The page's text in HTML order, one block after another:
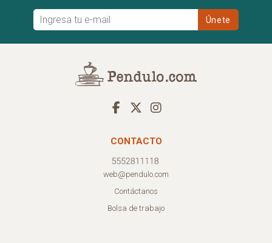
CONTACTO
web@pendulo.com
Contáctanos
Bolsa de trabajo